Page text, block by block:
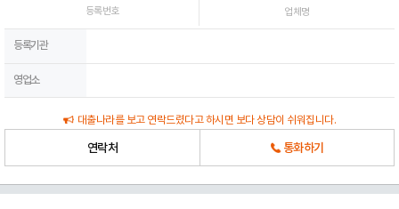
등록번호 업체명
등록기관
영업소
대출나라를 보고 연락드렸다고 하시면 보다 상담이 쉬워집니다.
연락처 통화하기